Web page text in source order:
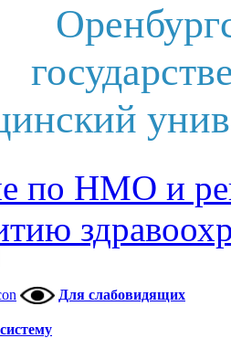
по НМО и
Для слабовидящих